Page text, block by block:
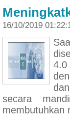
16/10/2019
4.0
secara
membutuhkan